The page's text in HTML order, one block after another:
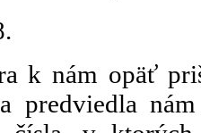
.
k nám opäť
predviedla